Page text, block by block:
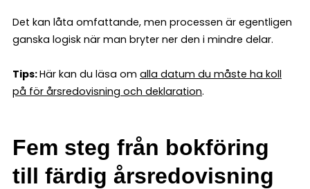
Det kan låta omfattande, men processen är egentligen
ganska logisk när man bryter ner den i mindre delar.
Tips:Här kan du läsa om alla datum du måste ha koll
på för årsredovisning och deklaration.
Fem steg från bokföring
till färdig årsredovisning